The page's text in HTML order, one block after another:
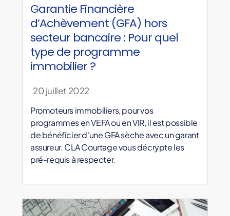
Garantie Financière
d’Achèvement (GFA) hors
secteur bancaire : Pour quel
type de programme
immobilier ?
20 juillet 2022
Promoteurs immobiliers, pour vos
programmes en VEFA ou en VIR, il est possible
de bénéficier d'une GFA sèche avec un garant
assureur. CLA Courtage vous décrypte les
pré-requis à respecter.